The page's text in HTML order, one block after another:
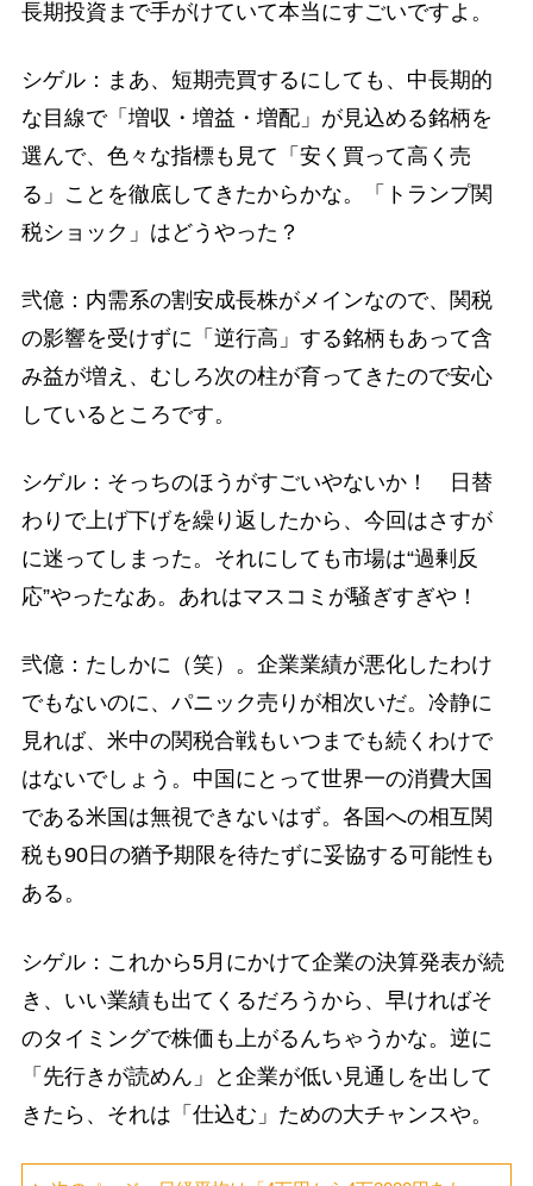
長期投資まで手がけていて本当にすごいですよ。
シゲル：まあ、短期売買するにしても、中長期的
な目線で「増収・増益・増配」が見込める銘柄を
選んで、色々な指標も見て「安く買って高く売
る」ことを徹底してきたからかな。「トランプ関
税ショック」はどうやった？
弐億：内需系の割安成長株がメインなので、関税
の影響を受けずに「逆行高」する銘柄もあって含
み益が増え、むしろ次の柱が育ってきたので安心
しているところです。
シゲル：そっちのほうがすごいやないか！ 日替
わりで上げ下げを繰り返したから、今回はさすが
に迷ってしまった。それにしても市場は“過剰反
応”やったなあ。あれはマスコミが騒ぎすぎや！
弐億：たしかに（笑）。企業業績が悪化したわけ
でもないのに、パニック売りが相次いだ。冷静に
見れば、米中の関税合戦もいつまでも続くわけで
はないでしょう。中国にとって世界一の消費大国
である米国は無視できないはず。各国への相互関
税も90日の猶予期限を待たずに妥協する可能性も
ある。
シゲル：これから5月にかけて企業の決算発表が続
き、いい業績も出てくるだろうから、早ければそ
のタイミングで株価も上がるんちゃうかな。逆に
「先行きが読めん」と企業が低い見通しを出して
きたら、それは「仕込む」ための大チャンスや。